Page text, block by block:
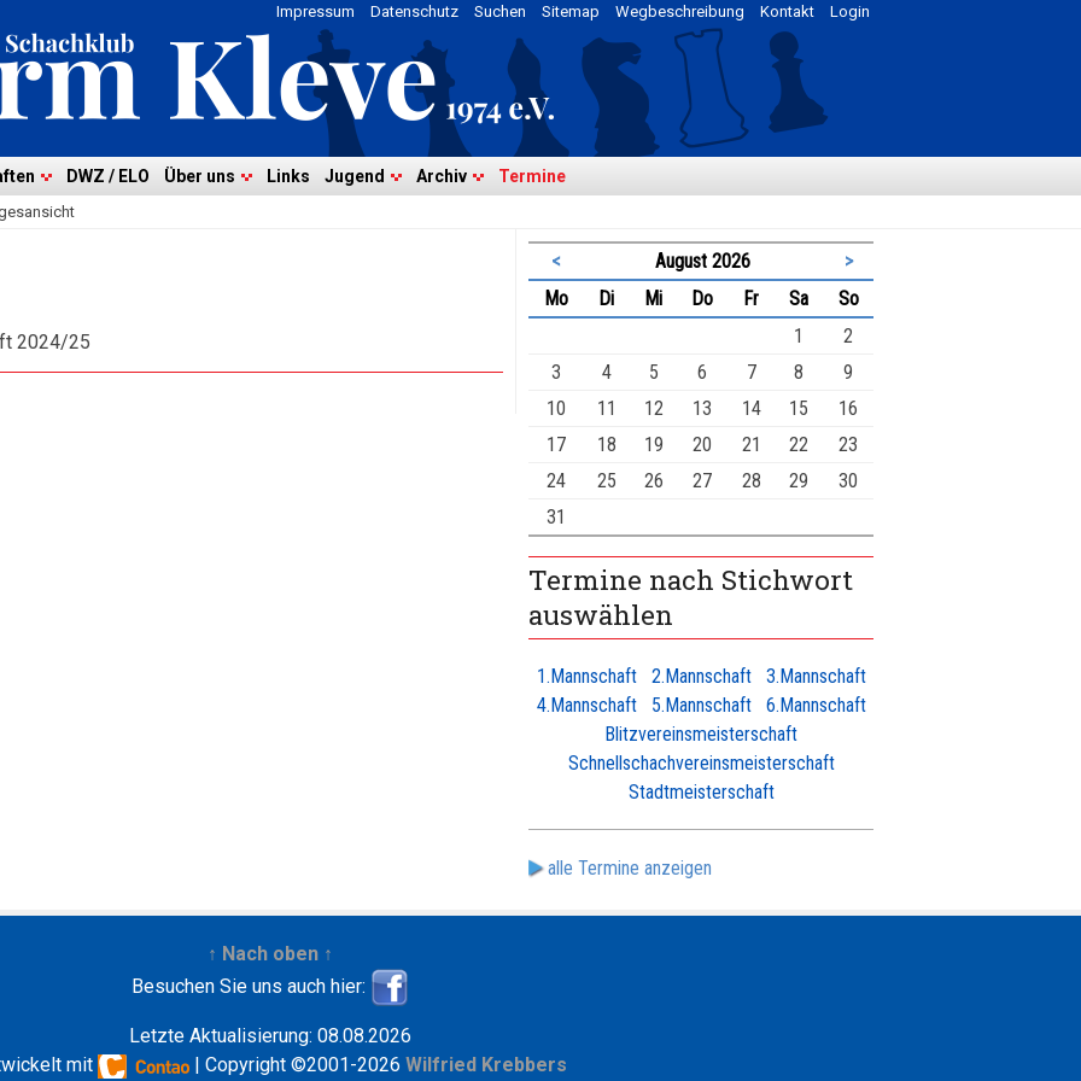
Login
Kontakt
Wegbeschreibung
Sitemap
Suchen
Datenschutz
Impressum
DWZ / ELO Über uns Links Jugend Archiv Termine
2024/25
< August 2026
>
Montag Dienstag
Mittwoch
Donnerstag
FreitagSamstag
Sonntag
1
2
3
4 5 6 7 8
9
10
11 12 13 14 15
16
17
18 19 20 21 22
23
24
25 26 27 28 29
30
31
Termine nach Stichwort
auswählen
1.Mannschaft 2.Mannschaft
3.Mannschaft
4.Mannschaft
5.Mannschaft
6.Mannschaft
Blitzvereinsmeisterschaft
Schnellschachvereinsmeisterschaft
Stadtmeisterschaft
alle Termine anzeigen
↑ Nach oben ↑
Besuchen Sie uns auch hier:
Letzte Aktualisierung: 08.08.2026
mit
| Copyright ©2001-2026 Wilfried Krebbers